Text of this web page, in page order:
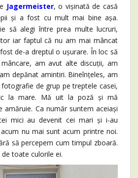
Jagermeister, o vișinată de casă
și a fost cu mult mai bine așa.
să alegi între prea multe lucruri,
iar faptul că nu am mai mâncat
de-a dreptul o ușurare. În loc să
am avut alte discuții, am
depănat amintiri. Bineînțeles, am
de grup pe treptele casei,
la mare. Mă uit la poză și mă
amăruie. Ca număr suntem aceiași
mici au devenit cei mari și i-au
nu mai sunt acum printre noi.
să percepem cum timpul zboară.
toate culorile ei.